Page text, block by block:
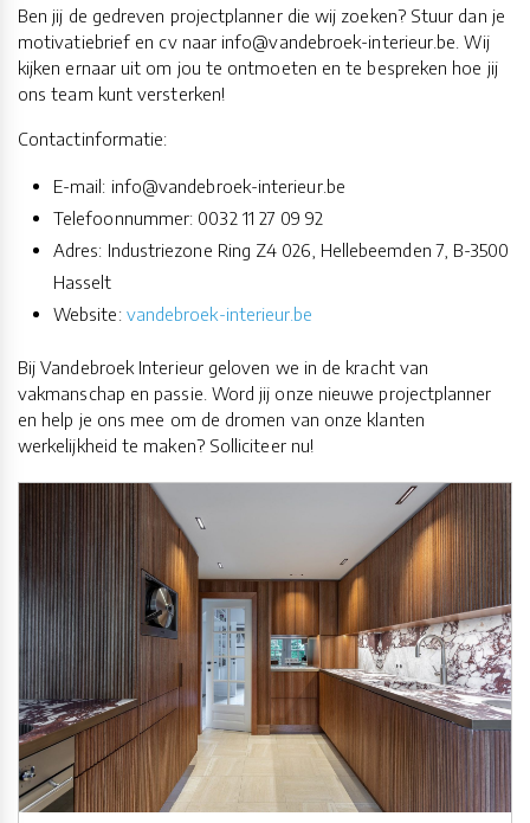
Ben jij de gedreven projectplanner die wij zoeken? Stuur dan je
motivatiebrief en cv naar info@vandebroek-interieur.be. Wij
kijken ernaar uit om jou te ontmoeten en te bespreken hoe jij
ons team kunt versterken!
Contactinformatie:
E-mail: info@vandebroek-interieur.be
Telefoonnummer: 0032 11 27 09 92
Adres: Industriezone Ring Z4 026, Hellebeemden 7, B-3500
Hasselt
Website: vandebroek-interieur.be
Bij Vandebroek Interieur geloven we in de kracht van
vakmanschap en passie. Word jij onze nieuwe projectplanner
en help je ons mee om de dromen van onze klanten
werkelijkheid te maken? Solliciteer nu!